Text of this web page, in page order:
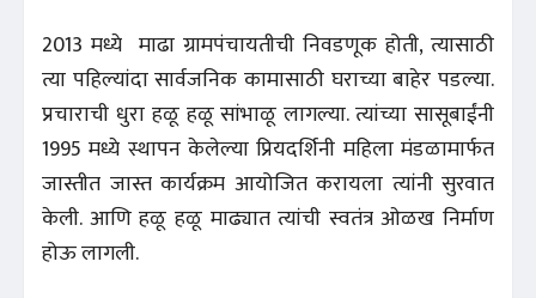
2013 मध्ये माढा ग्रामपंचायतीची निवडणूक होती, त्यासाठी
त्या पहिल्यांदा सार्वजनिक कामासाठी घराच्या बाहेर पडल्या.
प्रचाराची धुरा हळू हळू सांभाळू लागल्या. त्यांच्या सासूबाईंनी
1995 मध्ये स्थापन केलेल्या प्रियदर्शिनी महिला मंडळामार्फत
जास्तीत जास्त कार्यक्रम आयोजित करायला त्यांनी सुरवात
केली. आणि हळू हळू माढ्यात त्यांची स्वतंत्र ओळख निर्माण
होऊ लागली.